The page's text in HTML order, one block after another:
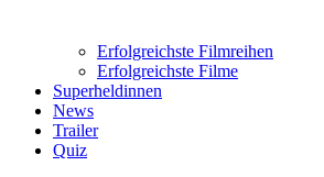
Erfolgreichste Filmreihen
Erfolgreichste Filme
Superheldinnen
News
Trailer
Quiz